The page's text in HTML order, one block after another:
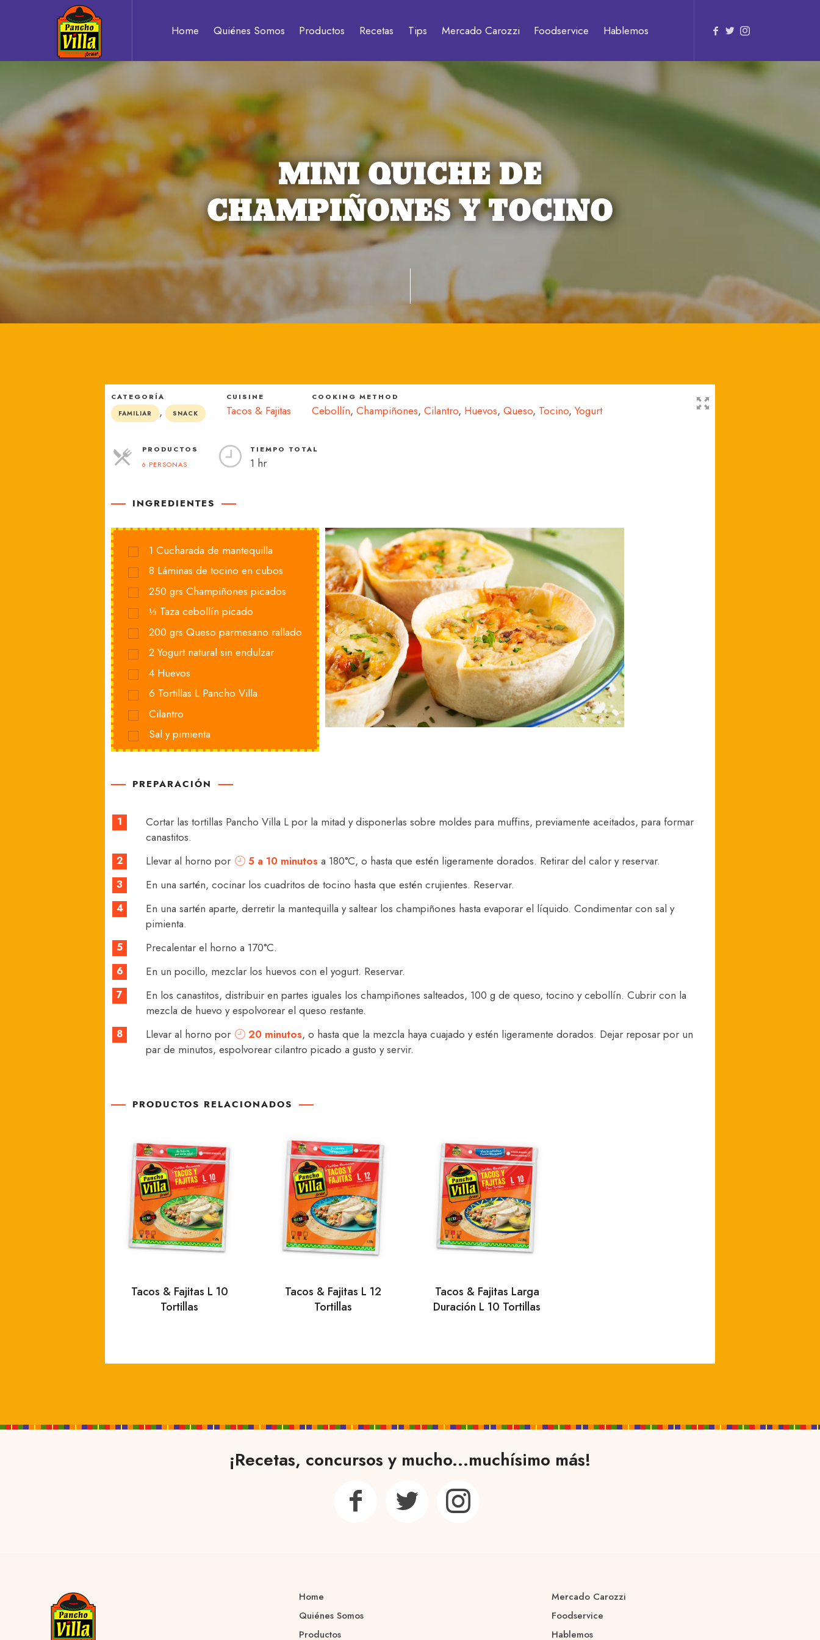
Pancho
Villa
Auténtico
sabor
Home Quiénes Somos Productos Recetas Tips Mercado Carozzi Foodservice Hablemos
MINI QUICHE DE
CHAMPIÑONES Y TOCINO
CATEGORÍA
FAMILIAR , SNACK
CUISINE
Tacos & Fajitas
COOKING METHOD
Cebollín, Champiñones, Cilantro, Huevos, Queso, Tocino, Yogurt
PRODUCTOS
6 PERSONAS
TIEMPO TOTAL
1 hr
INGREDIENTES
1 Cucharada de mantequilla
8 Láminas de tocino en cubos
250 grs Champiñones picados
⅓ Taza cebollín picado
200 grs Queso parmesano rallado
2 Yogurt natural sin endulzar
4 Huevos
6 Tortillas L Pancho Villa
Cilantro
Sal y pimienta
PREPARACIÓN
1
Cortar las tortillas Pancho Villa L por la mitad y disponerlas sobre moldes para muffins, previamente aceitados, para formar
canastitos.
2 Llevar al horno por 5 a 10 minutosa 180°C, o hasta que estén ligeramente dorados. Retirar del calor y reservar.
3 En una sartén, cocinar los cuadritos de tocino hasta que estén crujientes. Reservar.
4
En una sartén aparte, derretir la mantequilla y saltear los champiñones hasta evaporar el líquido. Condimentar con sal y
pimienta.
5 Precalentar el horno a 170°C.
6 En un pocillo, mezclar los huevos con el yogurt. Reservar.
7
En los canastitos, distribuir en partes iguales los champiñones salteados, 100 g de queso, tocino y cebollín. Cubrir con la
mezcla de huevo y espolvorear el queso restante.
8 Llevar al horno por 20 minutos, o hasta que la mezcla haya cuajado y estén ligeramente dorados. Dejar reposar por un
par de minutos, espolvorear cilantro picado a gusto y servir.
PRODUCTOS RELACIONADOS
Tacos & Fajitas L 10
Tortillas
Tacos & Fajitas L 12
Tortillas
Tacos & Fajitas Larga
Duración L 10 Tortillas
¡Recetas, concursos y mucho...muchísimo más!
Home
Quiénes Somos
Productos
Mercado Carozzi
Foodservice
Hablemos